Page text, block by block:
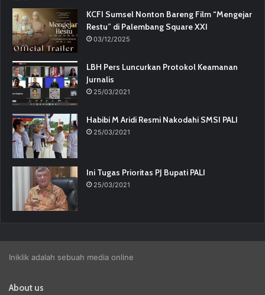
KCFI Sumsel Nonton Bareng Film “Mengejar
Restu” di Palembang Square XXI
03/12/2025
LBH Pers Luncurkan Protokol Keamanan
Jurnalis
25/03/2021
Habibi M Aridi Resmi Nakodahi SMSI PALI
25/03/2021
Ini Tugas Prioritas PJ Bupati PALI
25/03/2021
Iniklik adalah sebuah media online
About us